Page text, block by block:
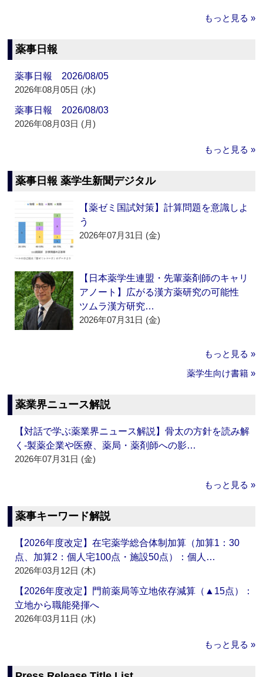
もっと見る »
薬事日報
薬事日報 2026/08/05
2026年08月05日 (水)
薬事日報 2026/08/03
2026年08月03日 (月)
もっと見る »
薬事日報 薬学生新聞デジタル
【薬ゼミ国試対策】計算問題を意識しよ
う
2026年07月31日 (金)
【日本薬学生連盟・先輩薬剤師のキャリ
アノート】広がる漢方薬研究の可能性
ツムラ漢方研究…
2026年07月31日 (金)
もっと見る »
薬学生向け書籍 »
薬業界ニュース解説
【対話で学ぶ薬業界ニュース解説】骨太の方針を読み解
く‐製薬企業や医療、薬局・薬剤師への影…
2026年07月31日 (金)
もっと見る »
薬事キーワード解説
【2026年度改定】在宅薬学総合体制加算（加算1：30
点、加算2：個人宅100点・施設50点）：個人…
2026年03月12日 (木)
【2026年度改定】門前薬局等立地依存減算（▲15点）：
立地から職能発揮へ
2026年03月11日 (水)
もっと見る »